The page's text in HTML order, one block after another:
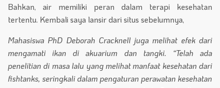
Bahkan, air memiliki peran dalam terapi kesehatan
tertentu. Kembali saya lansir dari situs sebelumnya,
Mahasiswa PhD Deborah Cracknell juga melihat efek dari
mengamati ikan di akuarium dan tangki. “Telah ada
penelitian di masa lalu yang melihat manfaat kesehatan dari
fishtanks, seringkali dalam pengaturan perawatan kesehatan